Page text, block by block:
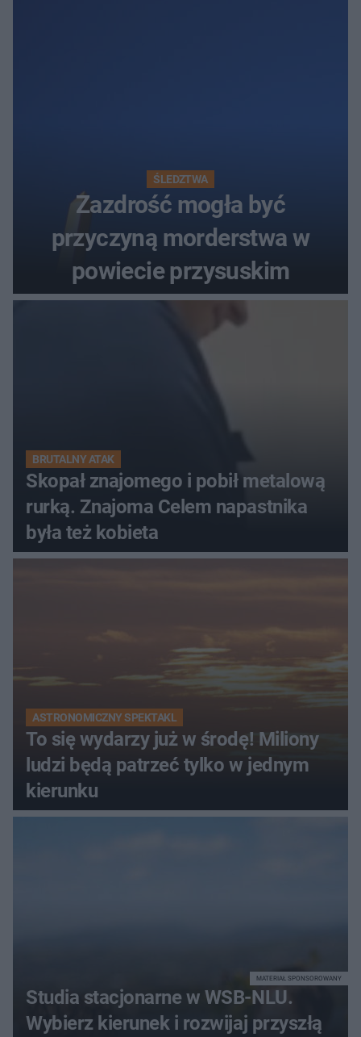
ŚLEDZTWA
Zazdrość mogła być
przyczyną morderstwa w
powiecie przysuskim
BRUTALNY ATAK
Skopał znajomego i pobił metalową
rurką. Znajoma Celem napastnika
była też kobieta
ASTRONOMICZNY SPEKTAKL
To się wydarzy już w środę! Miliony
ludzi będą patrzeć tylko w jednym
kierunku
Studia stacjonarne w WSB-NLU.
Wybierz kierunek i rozwijaj przyszłą
MATERIAŁ SPONSOROWANY